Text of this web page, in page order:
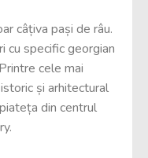
câțiva pași de râu.
cu specific georgian
cele mai
și arhitectural
din centrul